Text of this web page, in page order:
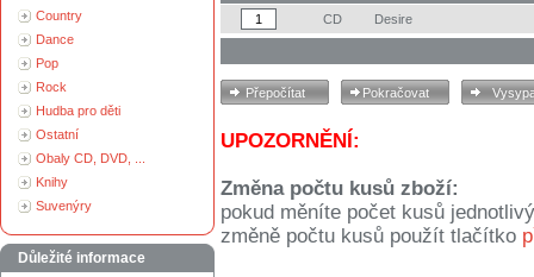
Country
Dance
Pop
Rock
Hudba pro děti
Ostatní
Obaly CD, DVD, ...
Knihy
Suvenýry
Důležité informace
CD
Desire
UPOZORNĚNÍ:
Změna počtu kusů zboží:
pokud měníte počet kusů
změně počtu kusů použít tlačítko